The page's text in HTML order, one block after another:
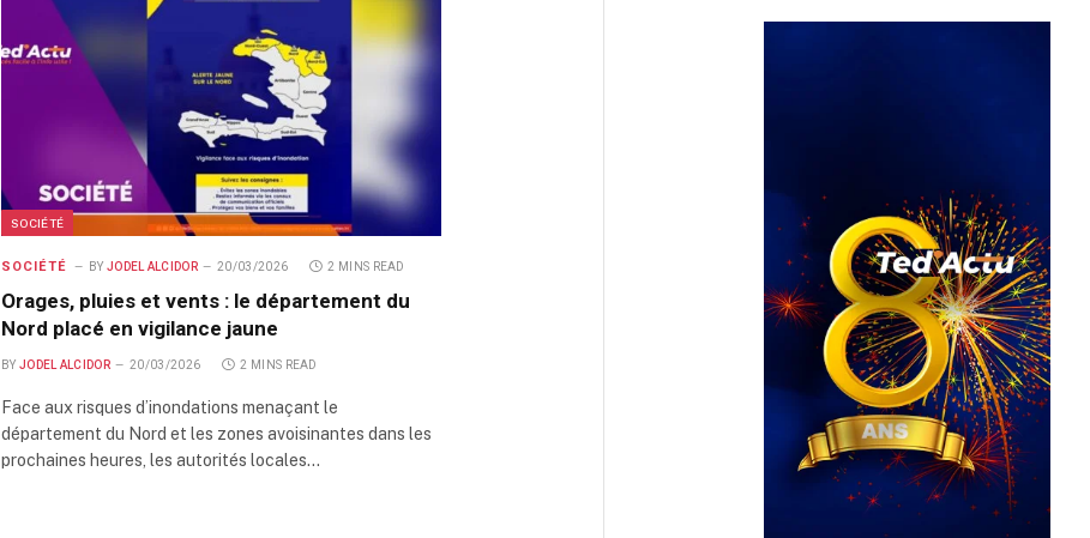
SOCIÉTÉ
SOCIÉTÉ BY JODEL ALCIDOR 20/03/2026 2 MINS READ
Orages, pluies et vents : le département du
Nord placé en vigilance jaune
BY JODEL ALCIDOR 20/03/2026 2 MINS READ
Face aux risques d’inondations menaçant le
département du Nord et les zones avoisinantes dans les
prochaines heures, les autorités locales…